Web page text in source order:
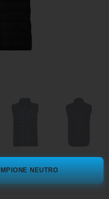
NEUTRO